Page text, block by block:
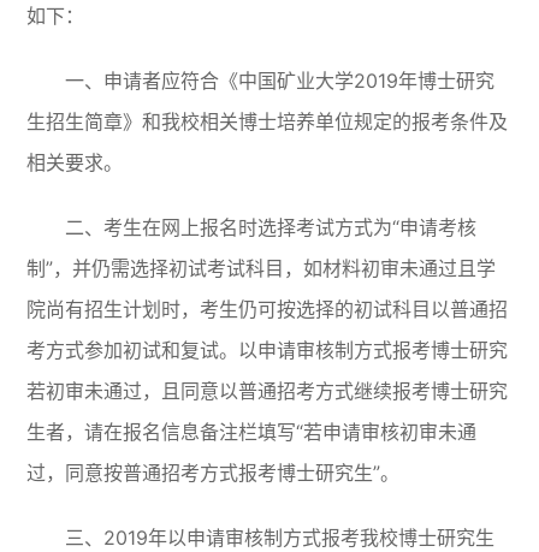
如下：
一、申请者应符合《中国矿业大学2019年博士研究
生招生简章》和我校相关博士培养单位规定的报考条件及
相关要求。
二、考生在网上报名时选择考试方式为“申请考核
制”，并仍需选择初试考试科目，如材料初审未通过且学
院尚有招生计划时，考生仍可按选择的初试科目以普通招
考方式参加初试和复试。以申请审核制方式报考博士研究
若初审未通过，且同意以普通招考方式继续报考博士研究
生者，请在报名信息备注栏填写“若申请审核初审未通
过，同意按普通招考方式报考博士研究生”。
三、2019年以申请审核制方式报考我校博士研究生